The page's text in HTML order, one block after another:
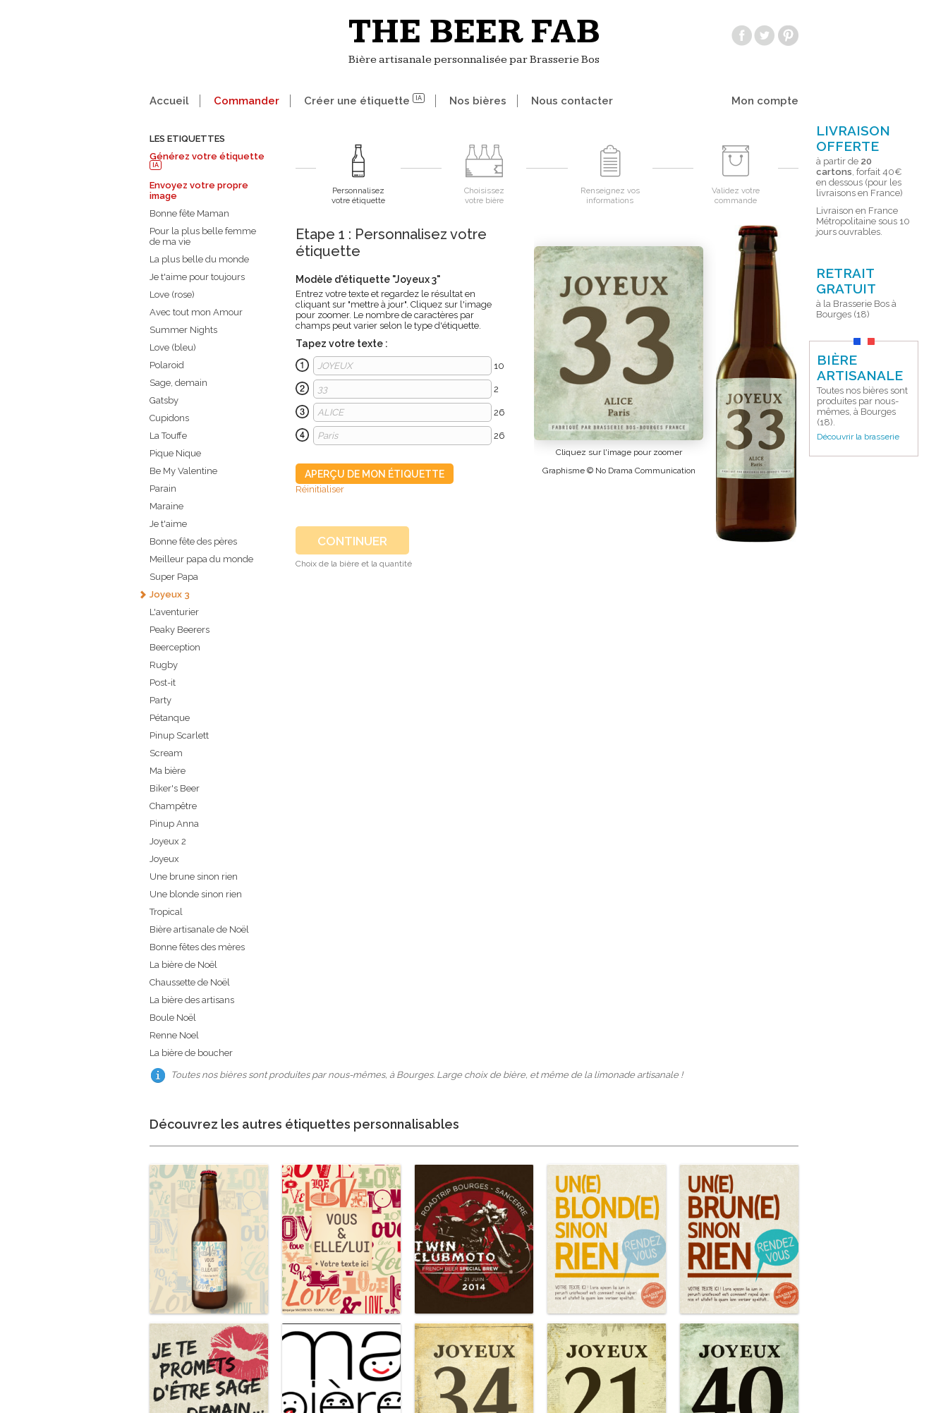
THE BEER FAB
Bière artisanale personnalisée par Brasserie Bos
Accueil Commander Créer une étiquette IA Nos bières Nous contacter Mon compte
LIVRAISON
OFFERTE
à partir de 20
cartons, forfait 40€
en dessous (pour les
livraisons en France)
Livraison en France
Métropolitaine sous 10
jours ouvrables.
RETRAIT
GRATUIT
à la Brasserie Bos à
Bourges (18)
BIÈRE
ARTISANALE
Toutes nos bières sont
produites par nous-
mêmes, à Bourges
(18).
Découvrir la brasserie
LES ETIQUETTES
Générez votre étiquette
IA
Envoyez votre propre
image
Bonne fête Maman
Pour la plus belle femme
de ma vie
La plus belle du monde
Je t'aime pour toujours
Love (rose)
Avec tout mon Amour
Summer Nights
Love (bleu)
Polaroid
Sage, demain
Gatsby
Cupidons
La Touffe
Pique Nique
Be My Valentine
Parain
Maraine
Je t'aime
Bonne fête des pères
Meilleur papa du monde
Super Papa
Joyeux 3
L'aventurier
Peaky Beerers
Beerception
Rugby
Post-it
Party
Pétanque
Pinup Scarlett
Scream
Ma bière
Biker's Beer
Champêtre
Pinup Anna
Joyeux 2
Joyeux
Une brune sinon rien
Une blonde sinon rien
Tropical
Bière artisanale de Noël
Bonne fêtes des mères
La bière de Noël
Chaussette de Noël
La bière des artisans
Boule Noël
Renne Noel
La bière de boucher
Personnalisez
votre étiquette
Choisissez
votre bière
Renseignez vos
informations
Validez votre
commande
Etape 1 : Personnalisez votre
étiquette
Modèle d'étiquette "Joyeux 3"
Entrez votre texte et regardez le résultat en
cliquant sur "mettre à jour". Cliquez sur l'image
pour zoomer. Le nombre de caractères par
champs peut varier selon le type d'étiquette.
Tapez votre texte :
10
2
26
26
APERÇU DE MON ÉTIQUETTE
Réinitialiser
Choix de la bière et la quantité
Cliquez sur l'image pour zoomer
Graphisme © No Drama Communication
Toutes nos bières sont produites par nous-mêmes, à Bourges. Large choix de bière, et même de la limonade artisanale !
Découvrez les autres étiquettes personnalisables